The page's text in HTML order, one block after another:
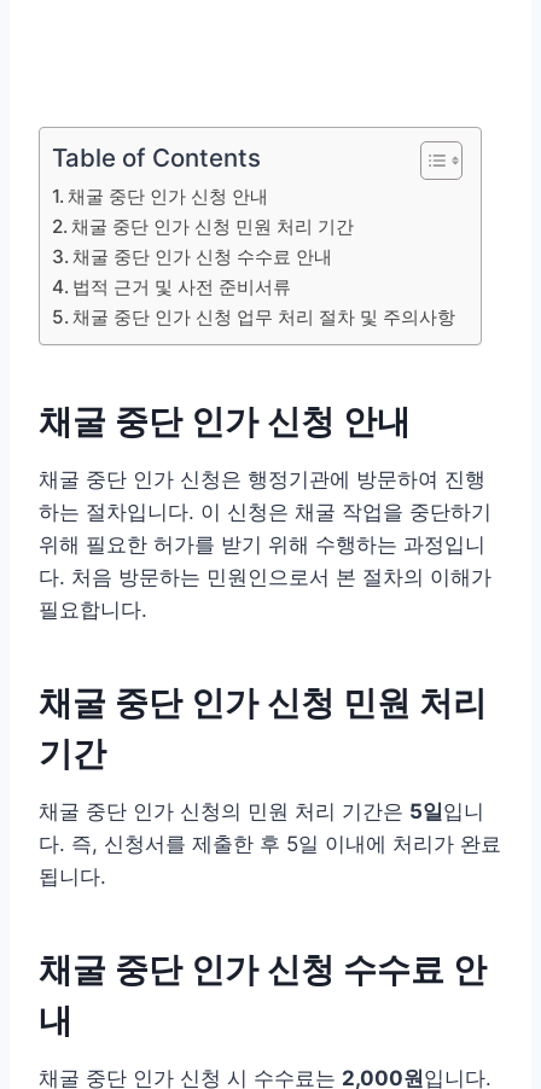
Table of Contents
채굴 중단 인가 신청 안내
채굴 중단 인가 신청 민원 처리 기간
채굴 중단 인가 신청 수수료 안내
법적 근거 및 사전 준비서류
채굴 중단 인가 신청 업무 처리 절차 및 주의사항
채굴 중단 인가 신청 안내
채굴 중단 인가 신청은 행정기관에 방문하여 진행
하는 절차입니다. 이 신청은 채굴 작업을 중단하기
위해 필요한 허가를 받기 위해 수행하는 과정입니
다. 처음 방문하는 민원인으로서 본 절차의 이해가
필요합니다.
채굴 중단 인가 신청 민원 처리
기간
채굴 중단 인가 신청의 민원 처리 기간은 5일입니
다. 즉, 신청서를 제출한 후 5일 이내에 처리가 완료
됩니다.
채굴 중단 인가 신청 수수료 안
내
채굴 중단 인가 신청 시 수수료는 2,000원입니다.